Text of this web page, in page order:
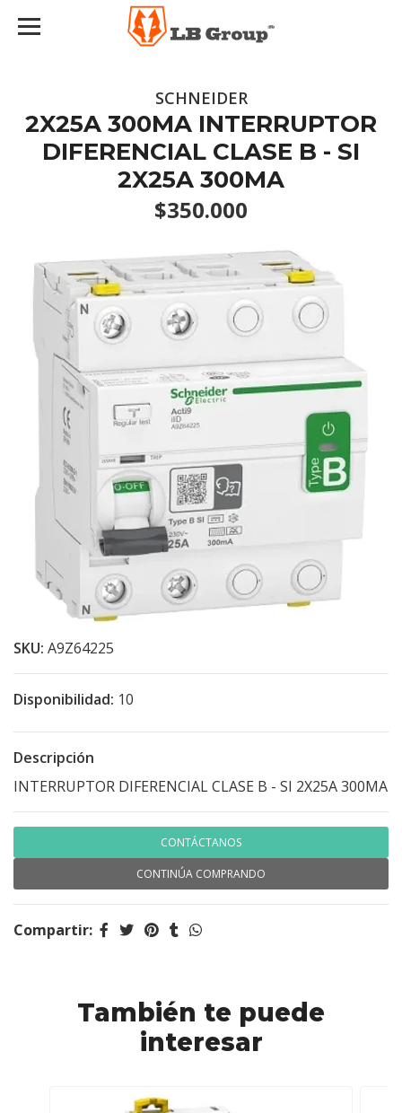
SCHNEIDER
2X25A 300MA INTERRUPTOR
DIFERENCIAL CLASE B - SI
2X25A 300MA
$350.000
SKU: A9Z64225
Disponibilidad: 10
Descripción
INTERRUPTOR DIFERENCIAL CLASE B - SI 2X25A 300MA
CONTÁCTANOS
CONTINÚA COMPRANDO
Compartir:
También te puede
interesar